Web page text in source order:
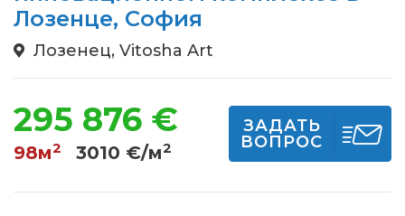
Лозенце, София
Лозенец, Vitosha Art
295 876 €
98м2 3010 €/м2
ЗАДАТЬ
ВОПРОС